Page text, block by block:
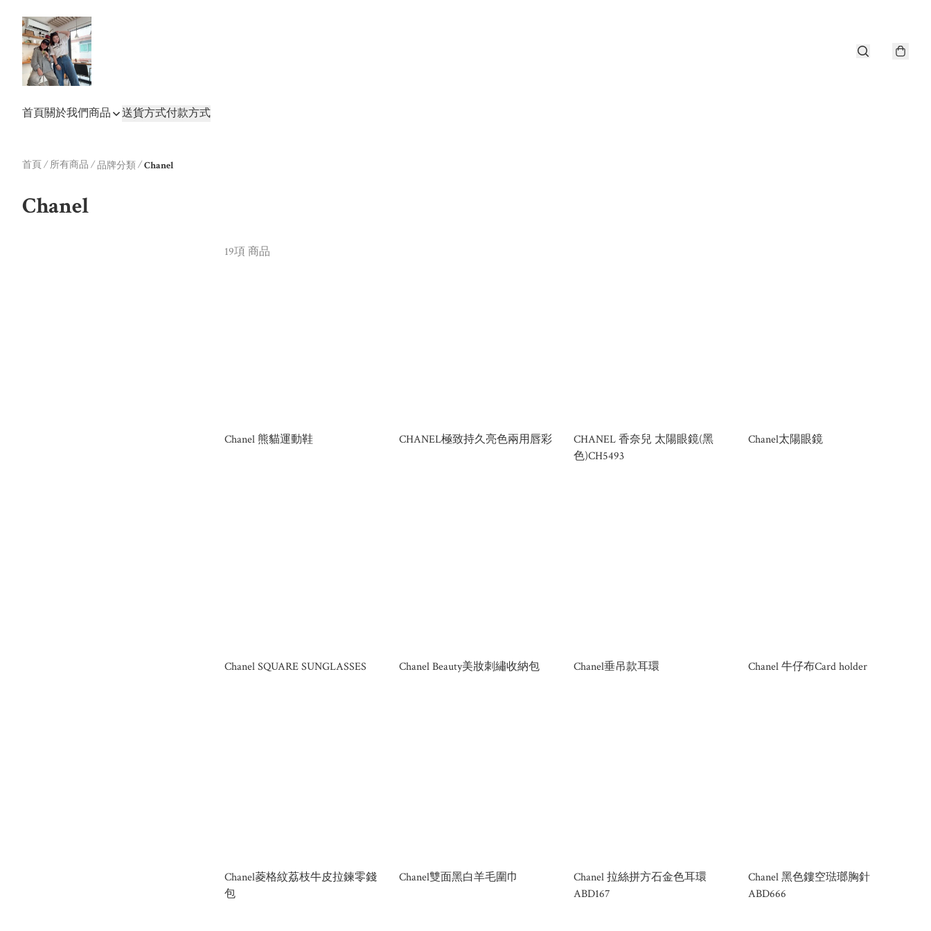
首頁關於我們商品 送貨方式付款方式
首頁/ 所有商品 /品牌分類/Chanel
Chanel
19項 商品
Chanel 熊貓運動鞋 CHANEL極致持久亮色兩用唇彩
CHANEL 香奈兒 太陽眼鏡(黑
色)CH5493
Chanel太陽眼鏡
Chanel SQUARE SUNGLASSES Chanel Beauty美妝刺繡收納包 Chanel垂吊款耳環 Chanel 牛仔布Card holder
Chanel菱格紋荔枝牛皮拉鍊零錢
包
Chanel雙面黑白羊毛圍巾
Chanel 拉絲拼方石金色耳環
ABD167
Chanel 黑色鏤空琺瑯胸針
ABD666